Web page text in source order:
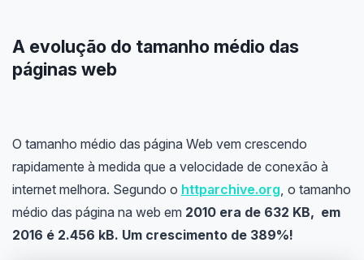
A evolução do tamanho médio das
páginas web
O tamanho médio das página Web vem crescendo
rapidamente à medida que a velocidade de conexão à
internet melhora. Segundo o httparchive.org, o tamanho
médio das página na web em 2010 era de 632 KB, em
2016 é 2.456 kB. Um crescimento de 389%!